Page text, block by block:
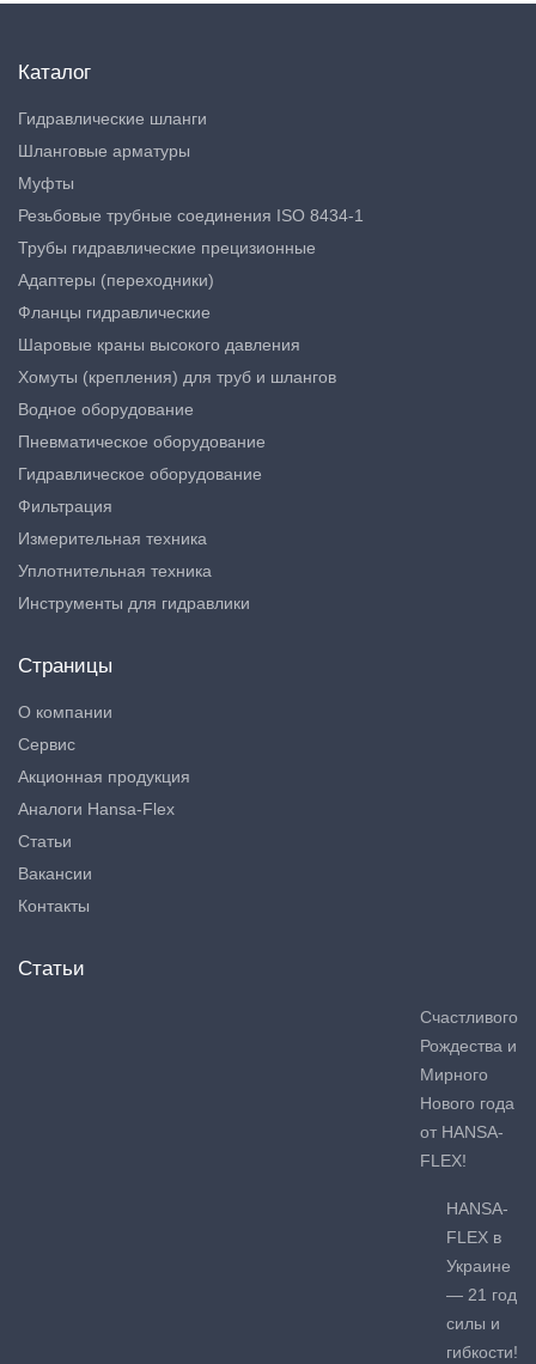
Каталог
Гидравлические шланги
Шланговые арматуры
Муфты
Резьбовые трубные соединения ISO 8434-1
Трубы гидравлические прецизионные
Адаптеры (переходники)
Фланцы гидравлические
Шаровые краны высокого давления
Хомуты (крепления) для труб и шлангов
Водное оборудование
Пневматическое оборудование
Гидравлическое оборудование
Фильтрация
Измерительная техника
Уплотнительная техника
Инструменты для гидравлики
Страницы
О компании
Сервис
Акционная продукция
Аналоги Hansa-Flex
Статьи
Вакансии
Контакты
Статьи
Счастливого
Рождества и
Мирного
Нового года
от HANSA-
FLEX!
HANSA-
FLEX в
Украине
— 21 год
силы и
гибкости!